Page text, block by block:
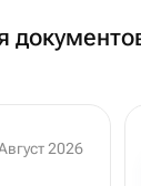
Август 2026